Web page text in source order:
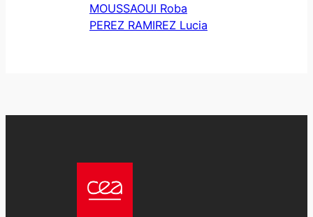
MOUSSAOUI Roba
PEREZ RAMIREZ Lucia